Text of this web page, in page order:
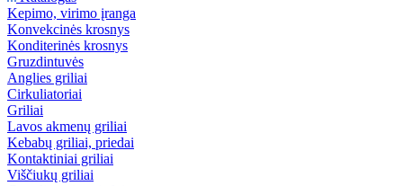
Kepimo, virimo įranga
Konvekcinės krosnys
Konditerinės krosnys
Gruzdintuvės
Anglies griliai
Cirkuliatoriai
Griliai
Lavos akmenų griliai
Kebabų griliai, priedai
Kontaktiniai griliai
Viščiukų griliai